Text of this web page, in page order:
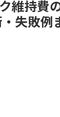
維持費
失敗例